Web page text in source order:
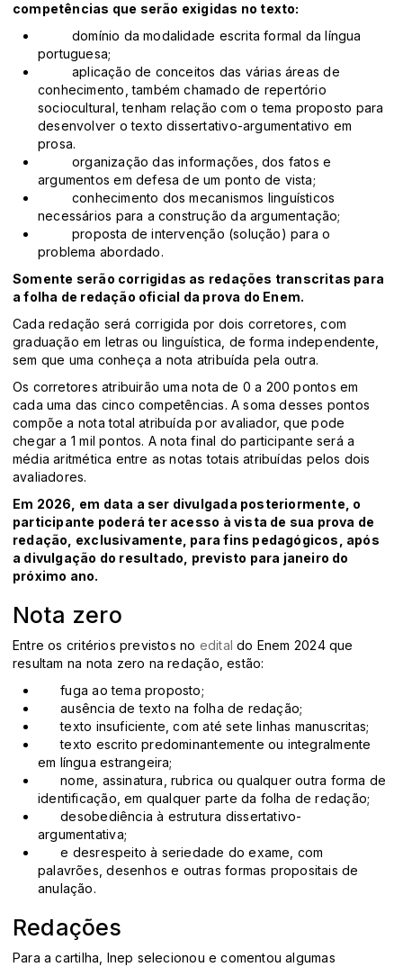
competências que serão exigidas no texto:
domínio da modalidade escrita formal da língua
portuguesa;
aplicação de conceitos das várias áreas de
conhecimento, também chamado de repertório
sociocultural, tenham relação com o tema proposto para
desenvolver o texto dissertativo-argumentativo em
prosa.
organização das informações, dos fatos e
argumentos em defesa de um ponto de vista;
conhecimento dos mecanismos linguísticos
necessários para a construção da argumentação;
proposta de intervenção (solução) para o
problema abordado.
Somente serão corrigidas as redações transcritas para
a folha de redação oficial da prova do Enem.
Cada redação será corrigida por dois corretores, com
graduação em letras ou linguística, de forma independente,
sem que uma conheça a nota atribuída pela outra.
Os corretores atribuirão uma nota de 0 a 200 pontos em
cada uma das cinco competências. A soma desses pontos
compõe a nota total atribuída por avaliador, que pode
chegar a 1 mil pontos. A nota final do participante será a
média aritmética entre as notas totais atribuídas pelos dois
avaliadores.
Em 2026, em data a ser divulgada posteriormente, o
participante poderá ter acesso à vista de sua prova de
redação, exclusivamente, para fins pedagógicos, após
a divulgação do resultado, previsto para janeiro do
próximo ano.
Nota zero
Entre os critérios previstos no edital do Enem 2024 que
resultam na nota zero na redação, estão:
fuga ao tema proposto;
ausência de texto na folha de redação;
texto insuficiente, com até sete linhas manuscritas;
texto escrito predominantemente ou integralmente
em língua estrangeira;
nome, assinatura, rubrica ou qualquer outra forma de
identificação, em qualquer parte da folha de redação;
desobediência à estrutura dissertativo-
argumentativa;
e desrespeito à seriedade do exame, com
palavrões, desenhos e outras formas propositais de
anulação.
Redações
Para a cartilha, Inep selecionou e comentou algumas